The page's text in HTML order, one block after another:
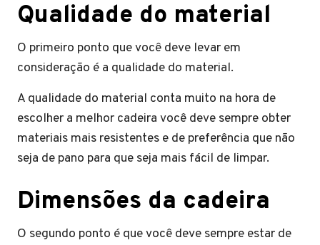
Qualidade do material
O primeiro ponto que você deve levar em
consideração é a qualidade do material.
A qualidade do material conta muito na hora de
escolher a melhor cadeira você deve sempre obter
materiais mais resistentes e de preferência que não
seja de pano para que seja mais fácil de limpar.
Dimensões da cadeira
O segundo ponto é que você deve sempre estar de